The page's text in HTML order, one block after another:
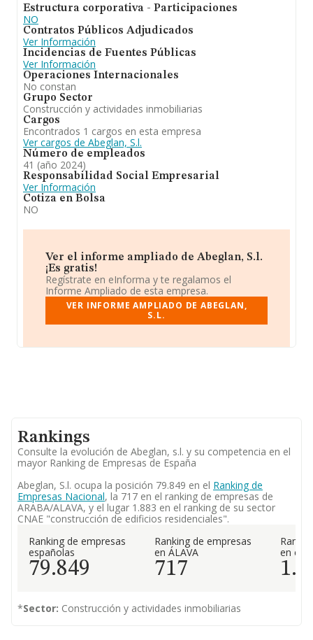
Estructura corporativa - Participaciones
NO
Contratos Públicos Adjudicados
Ver Información
Incidencias de Fuentes Públicas
Ver Información
Operaciones Internacionales
No constan
Grupo Sector
Construcción y actividades inmobiliarias
Cargos
Encontrados 1 cargos en esta empresa
Ver cargos de Abeglan, S.l.
Número de empleados
41 (año 2024)
Responsabilidad Social Empresarial
Ver Información
Cotiza en Bolsa
NO
Ver el informe ampliado de Abeglan, S.l.
¡Es gratis!
Regístrate en eInforma y te regalamos el
Informe Ampliado de esta empresa.
VER INFORME AMPLIADO DE ABEGLAN,
S.L.
Rankings
Consulte la evolución de Abeglan, s.l. y su competencia en el
mayor Ranking de Empresas de España
Abeglan, S.l. ocupa la posición 79.849 en el Ranking de
Empresas Nacional, la 717 en el ranking de empresas de
ARABA/ALAVA, y el lugar 1.883 en el ranking de su sector
CNAE "construcción de edificios residenciales".
Ranking de empresas
españolas
79.849
Ranking de empresas
en ÁLAVA
717
en el
*Sector: Construcción y actividades inmobiliarias